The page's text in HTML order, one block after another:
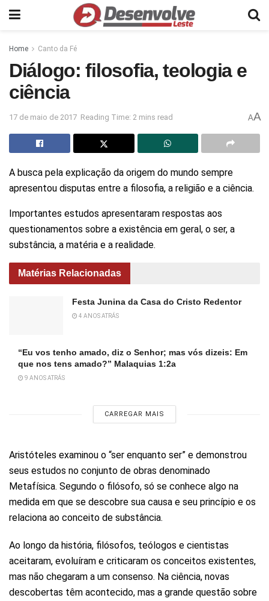
Home Canto da Fé
Diálogo: filosofia, teologia e
ciência
17 de maio de 2017 Reading Time: 2 mins read AA
A busca pela explicação da origem do mundo sempre
apresentou disputas entre a filosofia, a religião e a ciência.
Importantes estudos apresentaram respostas aos
questionamentos sobre a existência em geral, o ser, a
substância, a matéria e a realidade.
Matérias Relacionadas
Festa Junina da Casa do Cristo Redentor
4 ANOS ATRÁS
“Eu vos tenho amado, diz o Senhor; mas vós dizeis: Em
que nos tens amado?” Malaquias 1:2a
9 ANOS ATRÁS
CARREGAR MAIS
Aristóteles examinou o “ser enquanto ser” e demonstrou
seus estudos no conjunto de obras denominado
Metafísica. Segundo o filósofo, só se conhece algo na
medida em que se descobre sua causa e seu princípio e os
relaciona ao conceito de substância.
Ao longo da história, filósofos, teólogos e cientistas
aceitaram, evoluíram e criticaram os conceitos existentes,
mas não chegaram a um consenso. Na ciência, novas
descobertas têm acontecido, mas a grande questão sobre